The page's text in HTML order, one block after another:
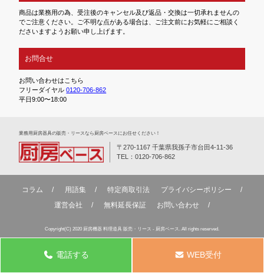
商品は業務用の為、受注後のキャンセル及び返品・交換は一切承れませんの
でご注意ください。ご不明な点がある場合は、ご注文前にお気軽にご相談く
ださいますようお願い申し上げます。
お問合せ
お問い合わせはこちら
フリーダイヤル0120-706-862
平日9:00〜18:00
業務⽤厨房器具の販売・リースなら厨房ベースにお任せください！
〒270-1167 千葉県我孫子市台田4-11-36
TEL：0120-706-862
コラム 用語集 特定商取引法
プライバシーポリシー
運営会社
無料延⻑保証 お問い合わせ
Copyright(C) 2020 厨房機器 料理道具 販売・リース - 厨房ベース. All rights reserved.
電話する WEB受付